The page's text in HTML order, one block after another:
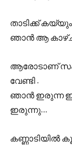
താടിക്ക്
ഞാൻ ആ
ആരോടാണ്
വേണ്ടി .
ഞാൻ ഇരുന്ന
ഇരുന്നു…
കണ്ണാടിയിൽ